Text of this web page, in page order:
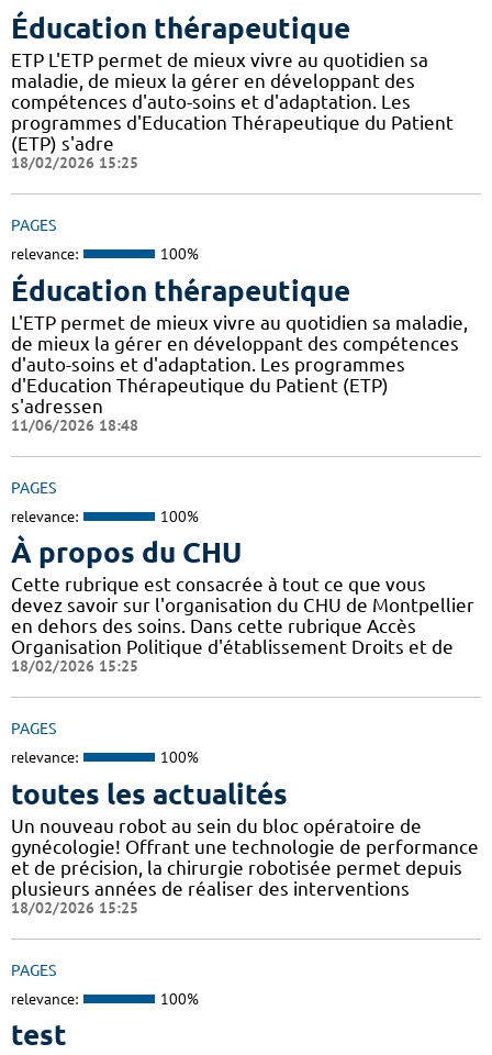
Éducation thérapeutique
ETP L'ETP permet de mieux vivre au quotidien sa
maladie, de mieux la gérer en développant des
compétences d'auto-soins et d'adaptation. Les
programmes d'Education Thérapeutique du Patient
(ETP) s'adre
18/02/2026 15:25
PAGES
relevance: 100%
Éducation thérapeutique
L'ETP permet de mieux vivre au quotidien sa maladie,
de mieux la gérer en développant des compétences
d'auto-soins et d'adaptation. Les programmes
d'Education Thérapeutique du Patient (ETP)
s'adressen
11/06/2026 18:48
PAGES
relevance: 100%
À propos du CHU
Cette rubrique est consacrée à tout ce que vous
devez savoir sur l'organisation du CHU de Montpellier
en dehors des soins. Dans cette rubrique Accès
Organisation Politique d'établissement Droits et de
18/02/2026 15:25
PAGES
relevance: 100%
toutes les actualités
Un nouveau robot au sein du bloc opératoire de
gynécologie! Offrant une technologie de performance
et de précision, la chirurgie robotisée permet depuis
plusieurs années de réaliser des interventions
18/02/2026 15:25
PAGES
relevance: 100%
test